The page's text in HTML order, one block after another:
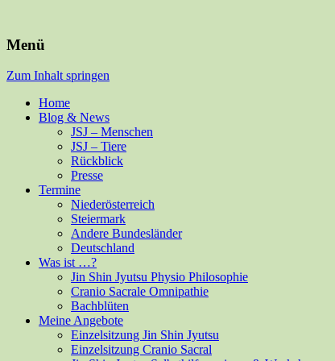
Isabella Habsburg
Menü
Zum Inhalt springen
Home
Blog & News
JSJ – Menschen
JSJ – Tiere
Rückblick
Presse
Termine
Niederösterreich
Steiermark
Andere Bundesländer
Deutschland
Was ist …?
Jin Shin Jyutsu Physio Philosophie
Cranio Sacrale Omnipathie
Bachblüten
Meine Angebote
Einzelsitzung Jin Shin Jyutsu
Einzelsitzung Cranio Sacral